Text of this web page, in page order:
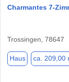
Charmantes 7-
Trossingen, 78647
Haus ca. 209,00